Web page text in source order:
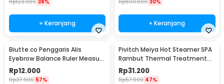
Rp123.900 38%
+ Keranjang
Rp600.000 30%
+ Keranjang
Biutte.co Penggaris Alis
Eyebrow Balance Ruler Measure
Shaping Tool
Rp12.000
Rp27.900 57%
Pivitch Meiya Hot Steamer SPA
Rambut Thermal Treatment
Heated Cap - YZK1-II
Rp31.200
Rp57.900 47%